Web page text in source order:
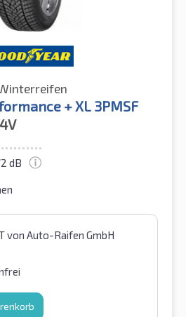
+ XL 3PMSF
dB
von Auto-Raifen GmbH